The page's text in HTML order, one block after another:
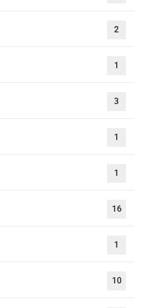
2
1
3
1
1
16
1
10